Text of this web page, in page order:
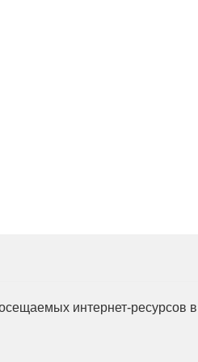
интернет-ресурсов